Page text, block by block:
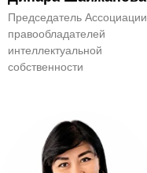
Председатель Ассоциации
правообладателей
интеллектуальной
собственности